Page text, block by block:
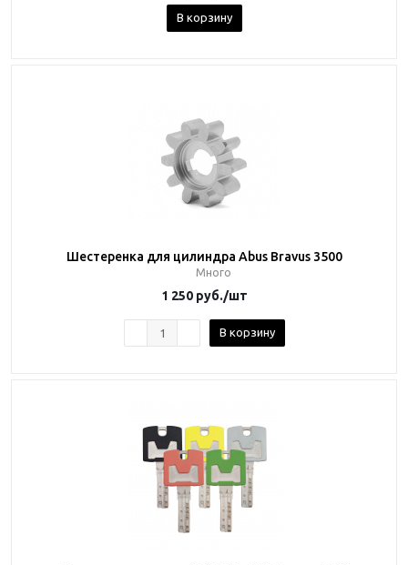
В корзину
Шестеренка для цилиндра Abus Bravus 3500
Много
1 250 руб./шт
В корзину